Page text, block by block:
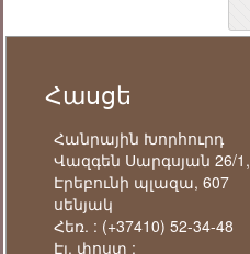
Հասցե
Հանրային Խորհուրդ
Վազգեն Սարգսյան 26/1,
Էրեբունի պլազա, 607
սենյակ
Հեռ. : (+37410) 52-34-48
Էլ. փոստ :